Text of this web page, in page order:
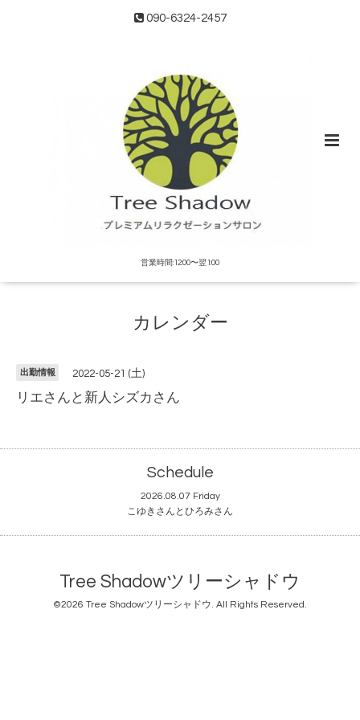
090-6324-2457
営業時間:12:00〜翌1:00
カレンダー
出勤情報 2022-05-21 (土)
リエさんと新人シズカさん
Schedule
2026.08.07 Friday
こゆきさんとひろみさん
Tree Shadowツリーシャドウ
©2026 Tree Shadowツリーシャドウ. All Rights Reserved.